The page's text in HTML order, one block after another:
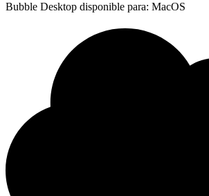
Bubble Desktop disponible para: MacOS